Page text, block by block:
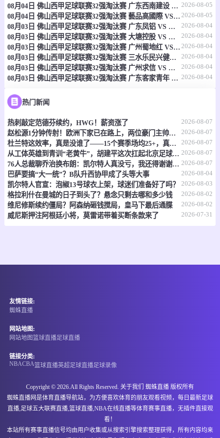
阿乙 08-09 04:00 直播中
戈多伊克鲁斯 0 - 0 查克佛伊维
情报
阿乙 08-09 04:00 直播中
洛斯安第斯
情报
阿乙 08-09 04:00 直播中
米德兰 0 - 0 迈普
情报
阿乙 08-09 04:00 直播中
科多巴竞赛会
-
情报
08-09 04:00
08月04日 佛山西甲足球联赛32强淘汰赛 广东西南建设 VS 香港圣徒 全场录像 2026-08-05
08月04日 佛山西甲足球联赛32强淘汰赛 藝品高國際 VS 湛江狂狼·粵辉能源 全场录像 2026-08-05
08月03日 佛山西甲足球联赛32强淘汰赛 广东凤铝 VS 湛江八部科技 全场录像 2026-08-04
08月03日 佛山西甲足球联赛32强淘汰赛 大塘控股 VS 茂名市点都得 全场录像 2026-08-04
08月03日 佛山西甲足球联赛32强淘汰赛 广州蜀地红 VS 广州戴拿模 全场录像 2026-08-04
08月03日 佛山西甲足球联赛32强淘汰赛 三水乐民兴健力宝 VS 中国澳门澳科精英 全场录像 2026-08-04
08月03日 佛山西甲足球联赛32强淘汰赛 广州求信 VS 顺德新青年 全场录像 2026-08-04
08月03日 佛山西甲足球联赛32强淘汰赛 广东客家青年 VS 广州英华思力U17 全场录像 2026-08-04
热门新闻
热刺敲定范德芬续约，HWG！薪资涨了 2026-08-07
赵松源1分钟传射！欧洲下家已在路上，两位豪门主帅抢着夸 2026-08-07
杜兰特这效率，真是没谁了——15个赛季场均25+，真实命中率还飙到60% 2026-08-07
从工体英雄到青训“老黄牛”，胡建平这次扛起北京足球的旗 2026-08-07
76人总裁聊乔治换布朗：凯尔特人真没亏，我还得谢谢他们 2026-08-07
巴萨要搞“大一统”？B队升西协甲成了头等大事 2026-08-04
凯尔特人官宣：泡椒13号球衣上架，球迷们准备好了吗？ 2026-08-03
格拉利什在曼城的日子到头了？悬念只剩去哪和多少钱 2026-08-02
维尼修斯续约僵局？阿森纳砸钱搅局，皇马下最后通牒 2026-08-02
威尼斯押注阿根廷小将，莫雷诺带着买断条款来了 2026-07-31
友情链接:
蜘蛛直播
网站地图:
网站地图篮球直播足球直播
链接分类:
NBACBA篮球直播英超 足球直播足球录像
Copyright © 2026.All Rights Reserved. 关于我们 蜘蛛直播 版权所有
蜘蛛直播网是体育直播导航站，为方便喜欢体育的朋友观看视频，每日最新足球
直播,足球五大联赛直播,篮球直播,NBA在线直播等体育赛事直播，无插件直接观
看！
本站所有赛事直播信号均由用户收集或从搜索引擎搜索整理获得，所有内容均来